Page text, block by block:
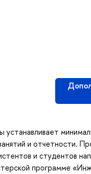
и отчетности.
и студентов
программе